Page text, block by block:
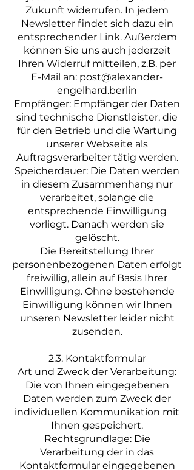
Zukunft widerrufen. In jedem
Newsletter findet sich dazu ein
entsprechender Link. Außerdem
können Sie uns auch jederzeit
Ihren Widerruf mitteilen, z.B. per
E-Mail an: post@alexander-
engelhard.berlin
Empfänger: Empfänger der Daten
sind technische Dienstleister, die
für den Betrieb und die Wartung
unserer Webseite als
Auftragsverarbeiter tätig werden.
Speicherdauer: Die Daten werden
in diesem Zusammenhang nur
verarbeitet, solange die
entsprechende Einwilligung
vorliegt. Danach werden sie
gelöscht.
Die Bereitstellung Ihrer
personenbezogenen Daten erfolgt
freiwillig, allein auf Basis Ihrer
Einwilligung. Ohne bestehende
Einwilligung können wir Ihnen
unseren Newsletter leider nicht
zusenden.
2.3. Kontaktformular
Art und Zweck der Verarbeitung:
Die von Ihnen eingegebenen
Daten werden zum Zweck der
individuellen Kommunikation mit
Ihnen gespeichert.
Rechtsgrundlage: Die
Verarbeitung der in das
Kontaktformular eingegebenen